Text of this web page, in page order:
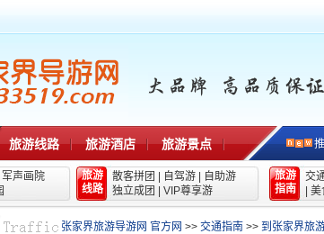
旅游线路 旅游酒店 旅游景点
军声画院
旅游
线路
散客拼团 自驾游
自助游
独立成团
VIP尊享游
旅游
指南
交
美
张家界旅游导游网 官方网 >> 交通指南 >> 到张家界旅